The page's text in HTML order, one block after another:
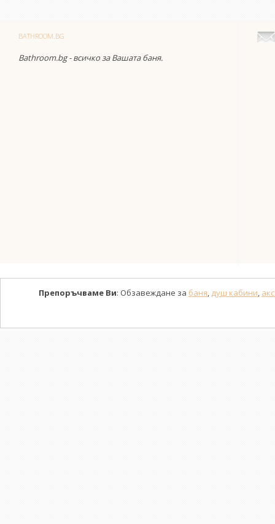
BATHROOM.BG
Bathroom.bg - всичко за Вашата баня.
Препоръчваме Ви: Обзавеждане за баня, душ кабини,